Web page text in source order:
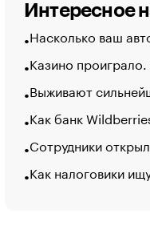
Интересное
Насколько ваш
Казино
Выживают
Как банк
Сотрудники
Как налоговики